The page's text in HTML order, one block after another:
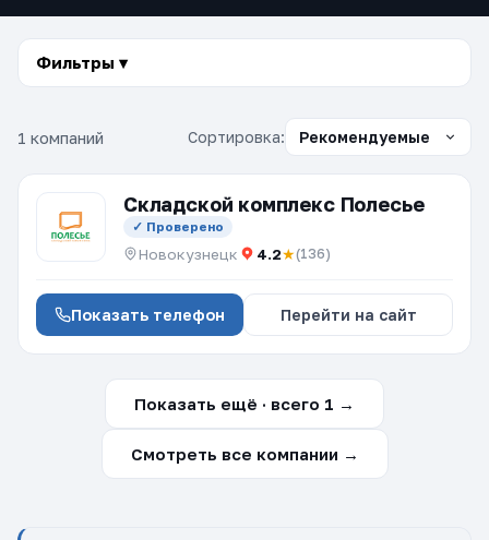
Фильтры ▾
1 компаний Сортировка:
Складской комплекс Полесье
✓ Проверено
Новокузнецк 4.2★(136)
Показать телефон Перейти на сайт
Показать ещё · всего 1 →
Смотреть все компании →